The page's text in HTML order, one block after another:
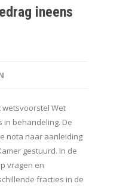
ineens
wetsvoorstel Wet
in behandeling. De
nota naar aanleiding
gestuurd. In de
vragen en
fracties in de